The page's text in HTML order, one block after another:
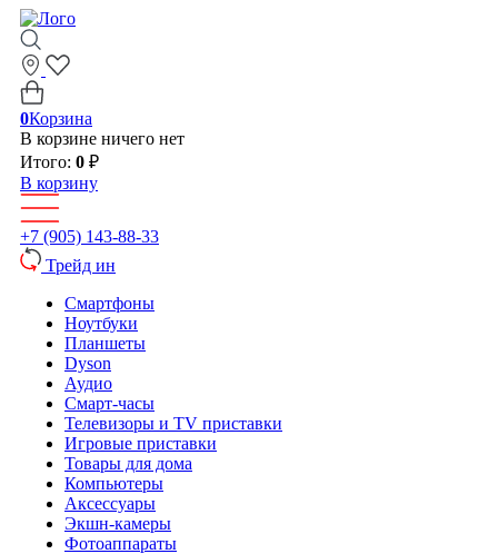
0Корзина
В корзине ничего нет
Итого: 0 ₽
В корзину
+7 (905) 143-88-33
Трейд ин
Смартфоны
Ноутбуки
Планшеты
Dyson
Аудио
Смарт-часы
Телевизоры и TV приставки
Игровые приставки
Товары для дома
Компьютеры
Аксесcуары
Экшн-камеры
Фотоаппараты